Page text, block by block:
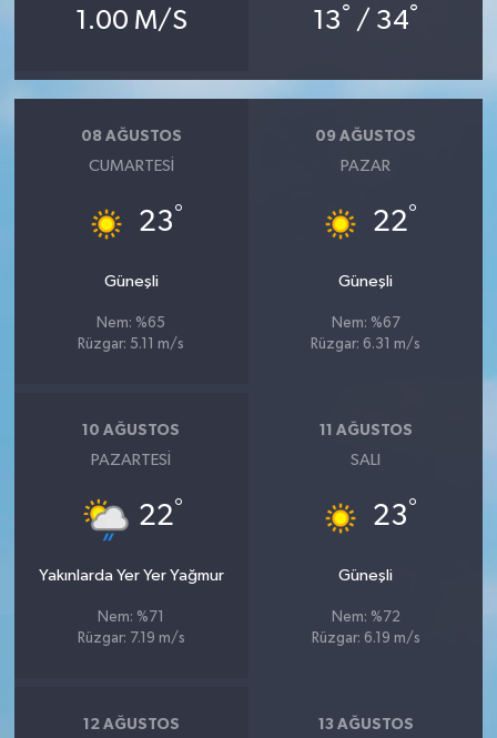
1.00 M/S 13° / 34°
08 AĞUSTOS
CUMARTESI
23°
Güneşli
Nem: %65
Rüzgar: 5.11 m/s
09 AĞUSTOS
PAZAR
22°
Güneşli
Nem: %67
Rüzgar: 6.31 m/s
10 AĞUSTOS
PAZARTESI
22°
Yakınlarda Yer Yer Yağmur
Nem: %71
Rüzgar: 7.19 m/s
11 AĞUSTOS
SALI
23°
Güneşli
Nem: %72
Rüzgar: 6.19 m/s
12 AĞUSTOS 13 AĞUSTOS